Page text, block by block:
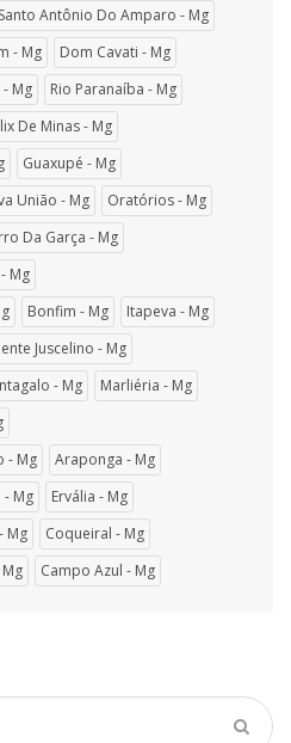
Santo Antônio Do Amparo - Mg
- Mg
Dom Cavati - Mg
Mg
Rio Paranaíba - Mg
De Minas - Mg
Guaxupé - Mg
União - Mg
Oratórios - Mg
Da Garça - Mg
Mg
Bonfim - Mg
Itapeva - Mg
Juscelino - Mg
- Mg
Marliéria - Mg
- Mg
Araponga - Mg
- Mg
Ervália - Mg
Mg
Coqueiral - Mg
Campo Azul - Mg